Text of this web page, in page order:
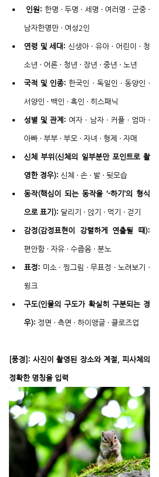
인원: 한명 · 두명 · 세명 · 여러명 · 군중 ·
남자한명만 · 여성2인
연령 및 세대: 신생아 · 유아 · 어린이 · 청
소년 · 어른 · 청년 · 장년 · 중년 · 노년
국적 및 인종: 한국인 · 독일인 · 동양인 ·
서양인 · 백인 · 흑인 · 히스패닉
성별 및 관계: 여자 · 남자 · 커플 · 엄마 ·
아빠 · 부부 · 부모 · 자녀 · 형제 · 자매
신체 부위(신체의 일부분만 포인트로 촬
영한 경우): 신체 · 손 · 발 · 뒷모습
동작(핵심이 되는 동작을 ‘-하기’의 형식
으로 표기): 달리기 · 앉기 · 먹기 · 걷기
감정(감정표현이 강렬하게 연출될 때):
편안함 · 자유 · 수줍음 · 분노
표정: 미소 · 찡그림 · 무표정 · 노려보기 ·
윙크
구도(인물의 구도가 확실히 구분되는 경
우): 정면 · 측면 · 하이앵글 · 클로즈업
[풍경]: 사진이 촬영된 장소와 계절, 피사체의
정확한 명칭을 입력